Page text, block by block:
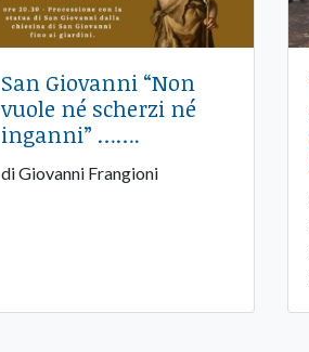
San Giovanni “Non
vuole né scherzi né
inganni” …….
di Giovanni Frangioni